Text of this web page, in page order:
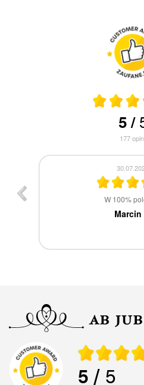
5/
177
W 100%
Marcin
5 / 5